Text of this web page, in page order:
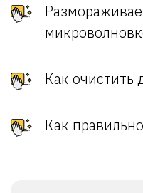
Как очистить
Как